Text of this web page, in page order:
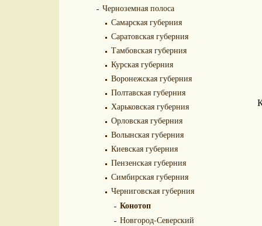
Черноземная полоса
Самарская губерния
Саратовская губерния
Тамбовская губерния
Курская губерния
Воронежская губерния
Полтавская губерния
Харьковская губерния
Орловская губерния
Волынская губерния
Киевская губерния
Пензенская губерния
Симбирская губерния
Черниговская губерния
Конотоп
Новгород-Северский